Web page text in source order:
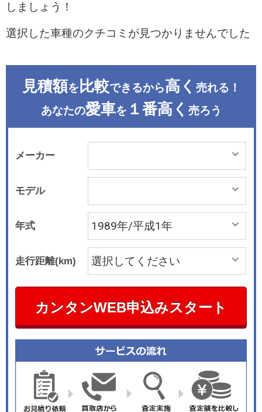
しましょう！
選択した車種のクチコミが見つかりませんでした
見積額を 比較できるから高く 売れる！
あなたの愛車を １番高く 売ろう
メーカー
モデル
年式
走行距離(km)
カンタンWEB申込みスタート